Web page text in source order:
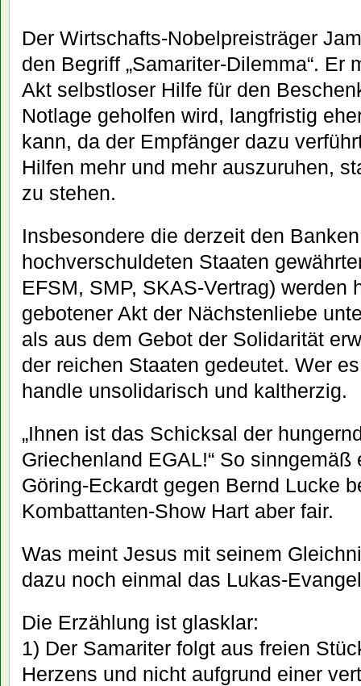
Der Wirtschafts-Nobelpreisträger
den Begriff „Samariter-Dilemma“. Er
Akt selbstloser Hilfe für den
Notlage geholfen wird, langfristig
kann, da der Empfänger dazu
Hilfen mehr und mehr auszuruhen,
zu stehen.
Insbesondere die derzeit den
hochverschuldeten Staaten
EFSM, SMP, SKAS-Vertrag) werden
gebotener Akt der Nächstenliebe
als aus dem Gebot der Solidarität
der reichen Staaten gedeutet. Wer
handle unsolidarisch und kaltherzig.
„Ihnen ist das Schicksal der
Griechenland EGAL!“ So
Göring-Eckardt gegen Bernd Lucke
Kombattanten-Show Hart aber fair.
Was meint Jesus mit seinem
dazu noch einmal das Lukas-
Die Erzählung ist glasklar:
1) Der Samariter folgt aus freien
Herzens und nicht aufgrund einer